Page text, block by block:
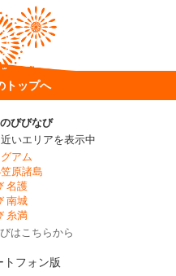
トップへ
びびなび
いエリアを表示中
アム
原諸島
名護
南城
糸満
はこちらから
トフォン版